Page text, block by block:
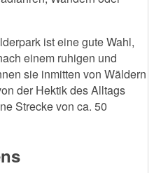
ist eine gute Wahl,
einem ruhigen und
sie inmitten von Wäldern
der Hektik des Alltags
Strecke von ca. 50